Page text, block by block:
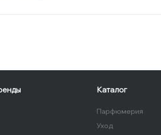
Каталог
Парфюмерия
Уход